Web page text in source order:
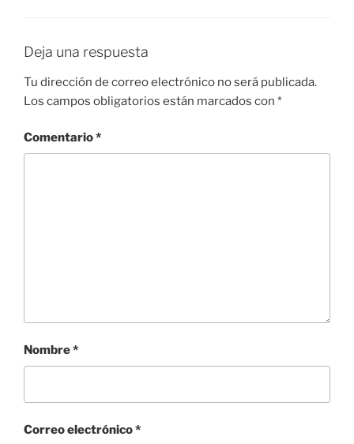
Deja una respuesta
Tu dirección de correo electrónico no será publicada.
Los campos obligatorios están marcados con *
Comentario*
Nombre*
Correo electrónico*